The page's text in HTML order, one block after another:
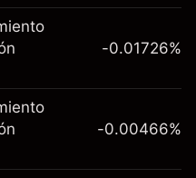
está disponible para
sobre:
-0.01726%
-0.00466%